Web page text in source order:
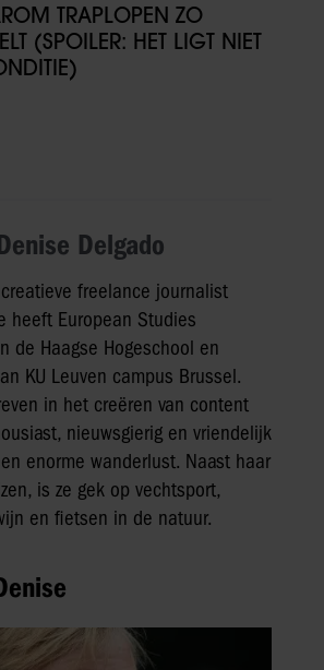
TRAPLOPEN ZO
(SPOILER: HET LIGT NIET
Delgado
freelance journalist
heeft European Studies
de Haagse Hogeschool en
KU Leuven campus Brussel.
in het creëren van content
nieuwsgierig en vriendelijk
enorme wanderlust. Naast haar
is ze gek op vechtsport,
en fietsen in de natuur.